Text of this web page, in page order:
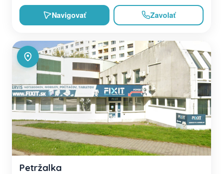
Navigovať Zavolať
Petržalka